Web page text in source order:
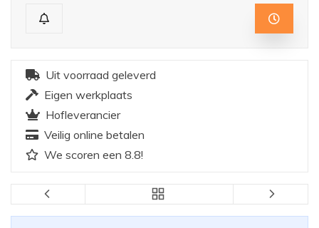
Uit voorraad geleverd
Eigen werkplaats
Hofleverancier
Veilig online betalen
We scoren een 8.8!